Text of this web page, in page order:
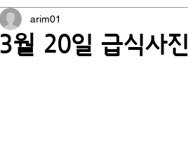
3월 20일 급식사진
arim01